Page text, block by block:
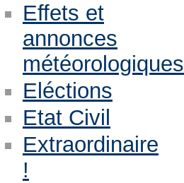
Effets et
annonces
météorologiques
Eléctions
Etat Civil
Extraordinaire
!